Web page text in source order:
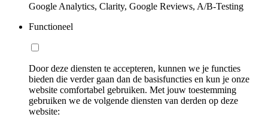
Google Analytics, Clarity, Google Reviews, A/B-Testing
Functioneel
Door deze diensten te accepteren, kunnen we je functies
bieden die verder gaan dan de basisfuncties en kun je onze
website comfortabel gebruiken. Met jouw toestemming
gebruiken we de volgende diensten van derden op deze
website: